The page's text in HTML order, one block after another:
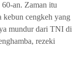
60-an. Zaman itu
kebun cengkeh yang
mundur dari TNI di
rezeki